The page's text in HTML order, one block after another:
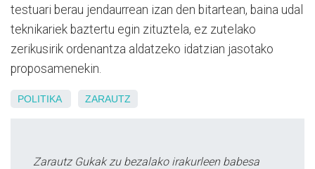
testuari berau jendaurrean izan den bitartean, baina udal
teknikariek baztertu egin zituztela, ez zutelako
zerikusirik ordenantza aldatzeko idatzian jasotako
proposamenekin.
POLITIKA ZARAUTZ
Zarautz Gukak zu bezalako irakurleen babesa